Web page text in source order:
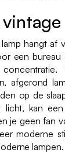
hangt af
een
afgerond
op de
licht, kan
je geen fan
moderne
lampen.